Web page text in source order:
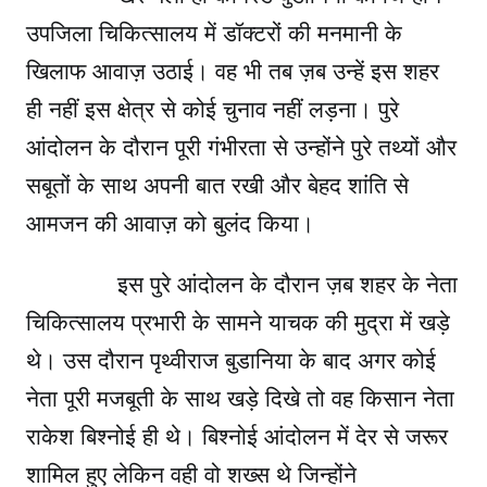
उपजिला चिकित्सालय में डॉक्टरों की मनमानी के
खिलाफ आवाज़ उठाई। वह भी तब ज़ब उन्हें इस शहर
ही नहीं इस क्षेत्र से कोई चुनाव नहीं लड़ना। पुरे
आंदोलन के दौरान पूरी गंभीरता से उन्होंने पुरे तथ्यों और
सबूतों के साथ अपनी बात रखी और बेहद शांति से
आमजन की आवाज़ को बुलंद किया।
इस पुरे आंदोलन के दौरान ज़ब शहर के नेता
चिकित्सालय प्रभारी के सामने याचक की मुद्रा में खड़े
थे। उस दौरान पृथ्वीराज बुडानिया के बाद अगर कोई
नेता पूरी मजबूती के साथ खड़े दिखे तो वह किसान नेता
राकेश बिश्नोई ही थे। बिश्नोई आंदोलन में देर से जरूर
शामिल हुए लेकिन वही वो शख्स थे जिन्होंने